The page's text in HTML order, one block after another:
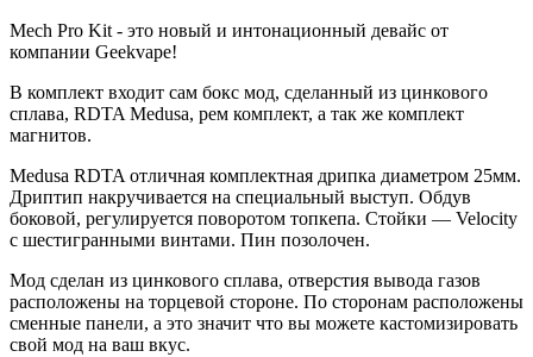
Mech Pro Kit - это новый и интонационный девайс от
компании Geekvape!
В комплект входит сам бокс мод, сделанный из цинкового
сплава, RDTA Medusa, рем комплект, а так же комплект
магнитов.
Medusa RDTA отличная комплектная дрипка диаметром 25мм.
Дриптип накручивается на специальный выступ. Обдув
боковой, регулируется поворотом топкепа. Стойки — Velocity
с шестигранными винтами. Пин позолочен.
Мод сделан из цинкового сплава, отверстия вывода газов
расположены на торцевой стороне. По сторонам расположены
сменные панели, а это значит что вы можете кастомизировать
свой мод на ваш вкус.